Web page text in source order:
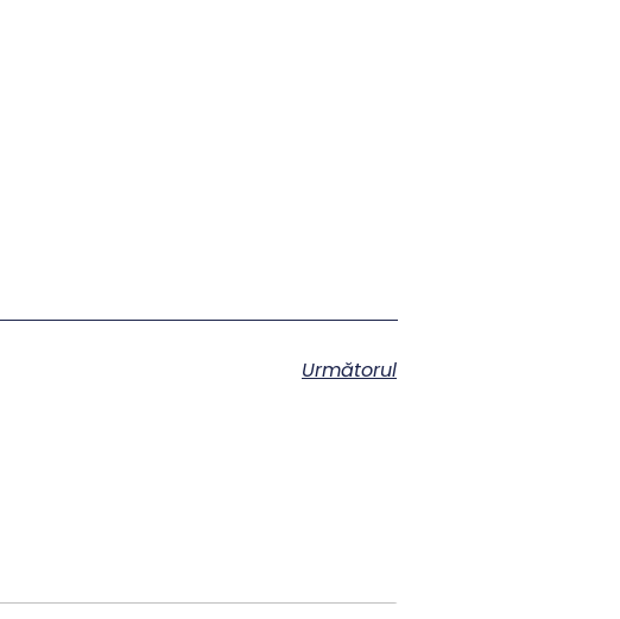
Următorul